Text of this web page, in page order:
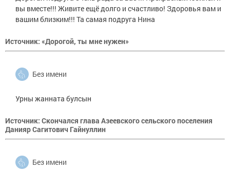
вы вместе!!! Живите ещё долго и счастливо! Здоровья вам и
вашим близким!!! Та самая подруга Нина
Источник: «Дорогой, ты мне нужен»
Без имени
Урны жанната булсын
Источник: Скончался глава Азеевского сельского поселения
Данияр Сагитович Гайнуллин
Без имени